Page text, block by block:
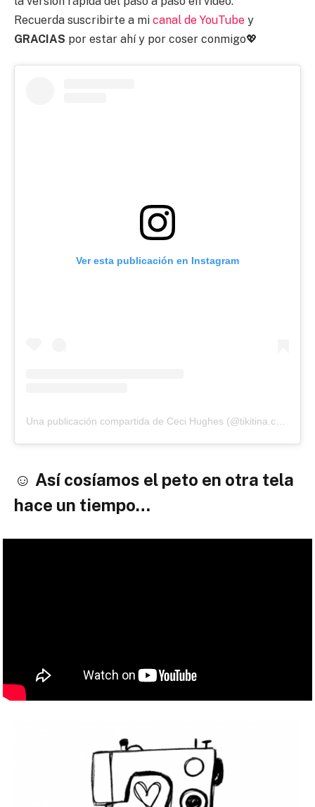
Recuerda suscribirte a mi canal de YouTube y
GRACIAS por estar ahí y por coser conmigo💖
Ver esta publicación en Instagram
Una publicación compartida de Ceci Hughes (@tikitina.costura)
☺️ Así cosíamos el peto en otra tela
hace un tiempo…